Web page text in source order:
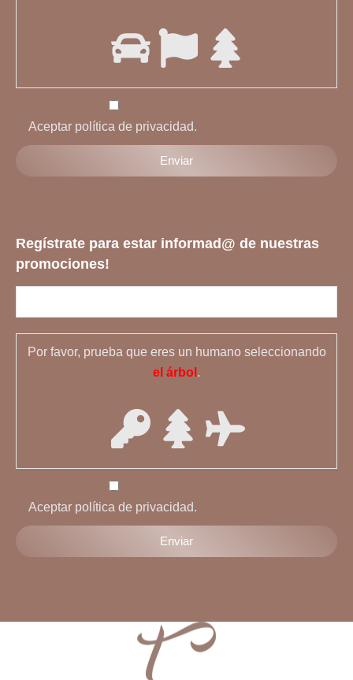
Aceptar política de privacidad.
Regístrate para estar informad@ de nuestras
promociones!
Por favor, prueba que eres un humano seleccionando
el árbol .
Aceptar política de privacidad.